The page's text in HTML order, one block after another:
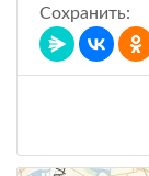
Сохранить: